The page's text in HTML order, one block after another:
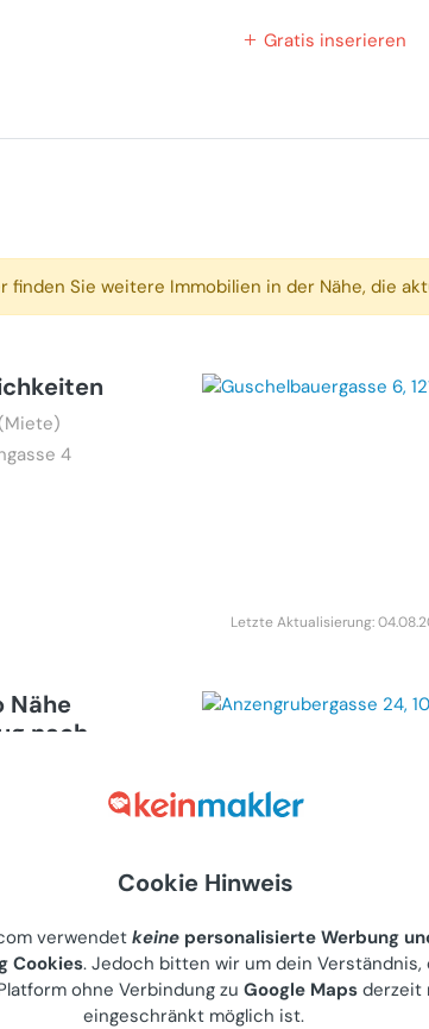
Gratis inserieren
finden Sie weitere Immobilien in der Nähe, die
4
Letzte Aktualisierung:
Nähe
nach
Letzte Aktualisierung:
Cookie Hinweis
verwendetkeine personalisierte Werbung
Cookies. Jedoch bitten wir um dein Verständnis,
ohne Verbindung zu Google Maps derzeit
eingeschränkt möglich ist.